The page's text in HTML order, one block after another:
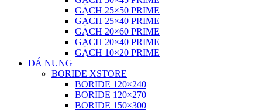
GẠCH 25×50 PRIME
GẠCH 25×40 PRIME
GẠCH 20×60 PRIME
GẠCH 20×40 PRIME
GẠCH 10×20 PRIME
ĐÁ NUNG
BORIDE XSTORE
BORIDE 120×240
BORIDE 120×270
BORIDE 150×300